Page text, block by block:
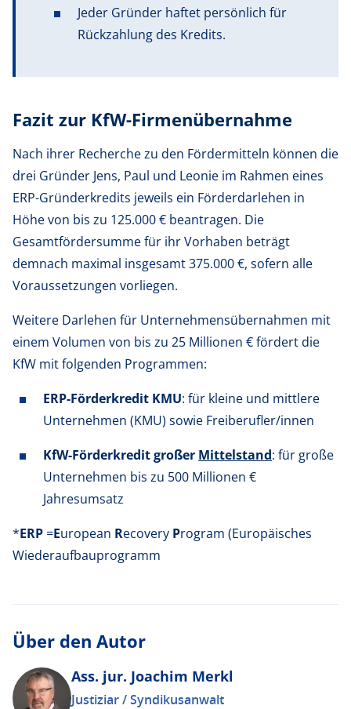
Jeder Gründer haftet persönlich für
Rückzahlung des Kredits.
Fazit zur KfW-Firmenübernahme
Nach ihrer Recherche zu den Fördermitteln können die
drei Gründer Jens, Paul und Leonie im Rahmen eines
ERP-Gründerkredits jeweils ein Förderdarlehen in
Höhe von bis zu 125.000 € beantragen. Die
Gesamtfördersumme für ihr Vorhaben beträgt
demnach maximal insgesamt 375.000 €, sofern alle
Voraussetzungen vorliegen.
Weitere Darlehen für Unternehmensübernahmen mit
einem Volumen von bis zu 25 Millionen € fördert die
KfW mit folgenden Programmen:
ERP-Förderkredit KMU: für kleine und mittlere
Unternehmen (KMU) sowie Freiberufler/innen
KfW-Förderkredit großer Mittelstand: für große
Unternehmen bis zu 500 Millionen €
Jahresumsatz
*ERP=European Recovery Program (Europäisches
Wiederaufbauprogramm
Über den Autor
Ass. jur. Joachim Merkl
Justiziar / Syndikusanwalt